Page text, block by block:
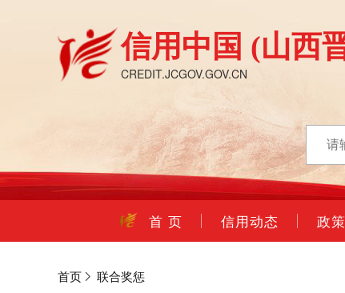
信用中国 (山西
CREDIT.JCGOV.GOV.CN
首 页 信用动态 政
首页 联合奖惩